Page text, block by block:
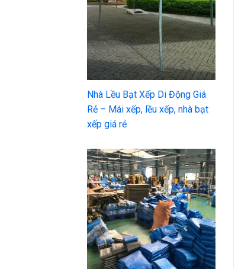
Nhà Lều Bạt Xếp Di Động Giá
Rẻ – Mái xếp, lều xếp, nhà bạt
xếp giá rẻ